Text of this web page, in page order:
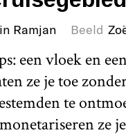
Ramjan Beeld
een vloek en
ze je toe
te
ze